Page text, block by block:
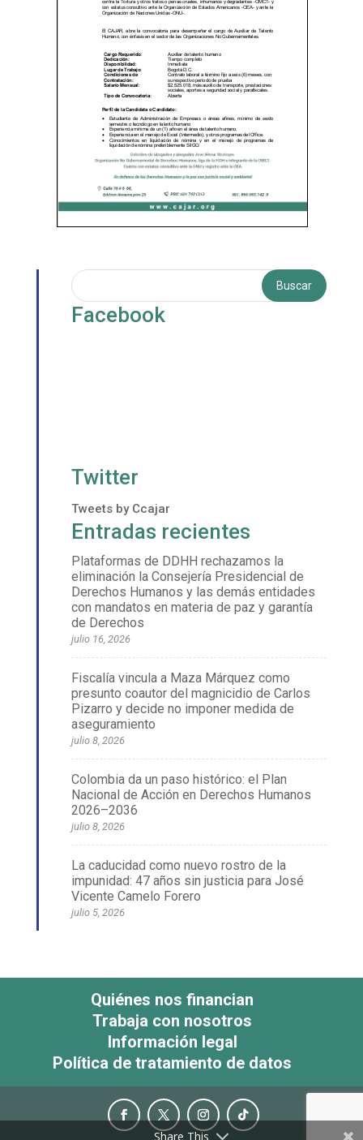
Facebook
Twitter
Tweets by Ccajar
Entradas recientes
Plataformas de DDHH rechazamos la
eliminación la Consejería Presidencial de
Derechos Humanos y las demás entidades
con mandatos en materia de paz y garantía
de Derechos
julio 16, 2026
Fiscalía vincula a Maza Márquez como
presunto coautor del magnicidio de Carlos
Pizarro y decide no imponer medida de
aseguramiento
julio 8, 2026
Colombia da un paso histórico: el Plan
Nacional de Acción en Derechos Humanos
2026–2036
julio 8, 2026
La caducidad como nuevo rostro de la
impunidad: 47 años sin justicia para José
Vicente Camelo Forero
julio 5, 2026
Quiénes nos financian
Trabaja con nosotros
Información legal
Política de tratamiento de datos
Share This